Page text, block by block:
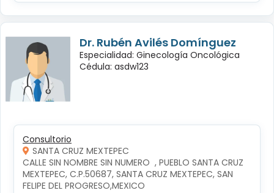
Dr. Rubén Avilés Domínguez
Especialidad: Ginecología Oncológica
Cédula: asdw123
Consultorio
SANTA CRUZ MEXTEPEC
CALLE SIN NOMBRE SIN NUMERO  , PUEBLO SANTA CRUZ
MEXTEPEC, C.P.50687, SANTA CRUZ MEXTEPEC, SAN
FELIPE DEL PROGRESO,MEXICO